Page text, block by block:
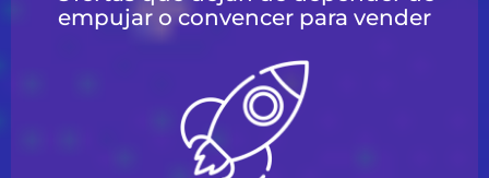
empujar o convencer para vender